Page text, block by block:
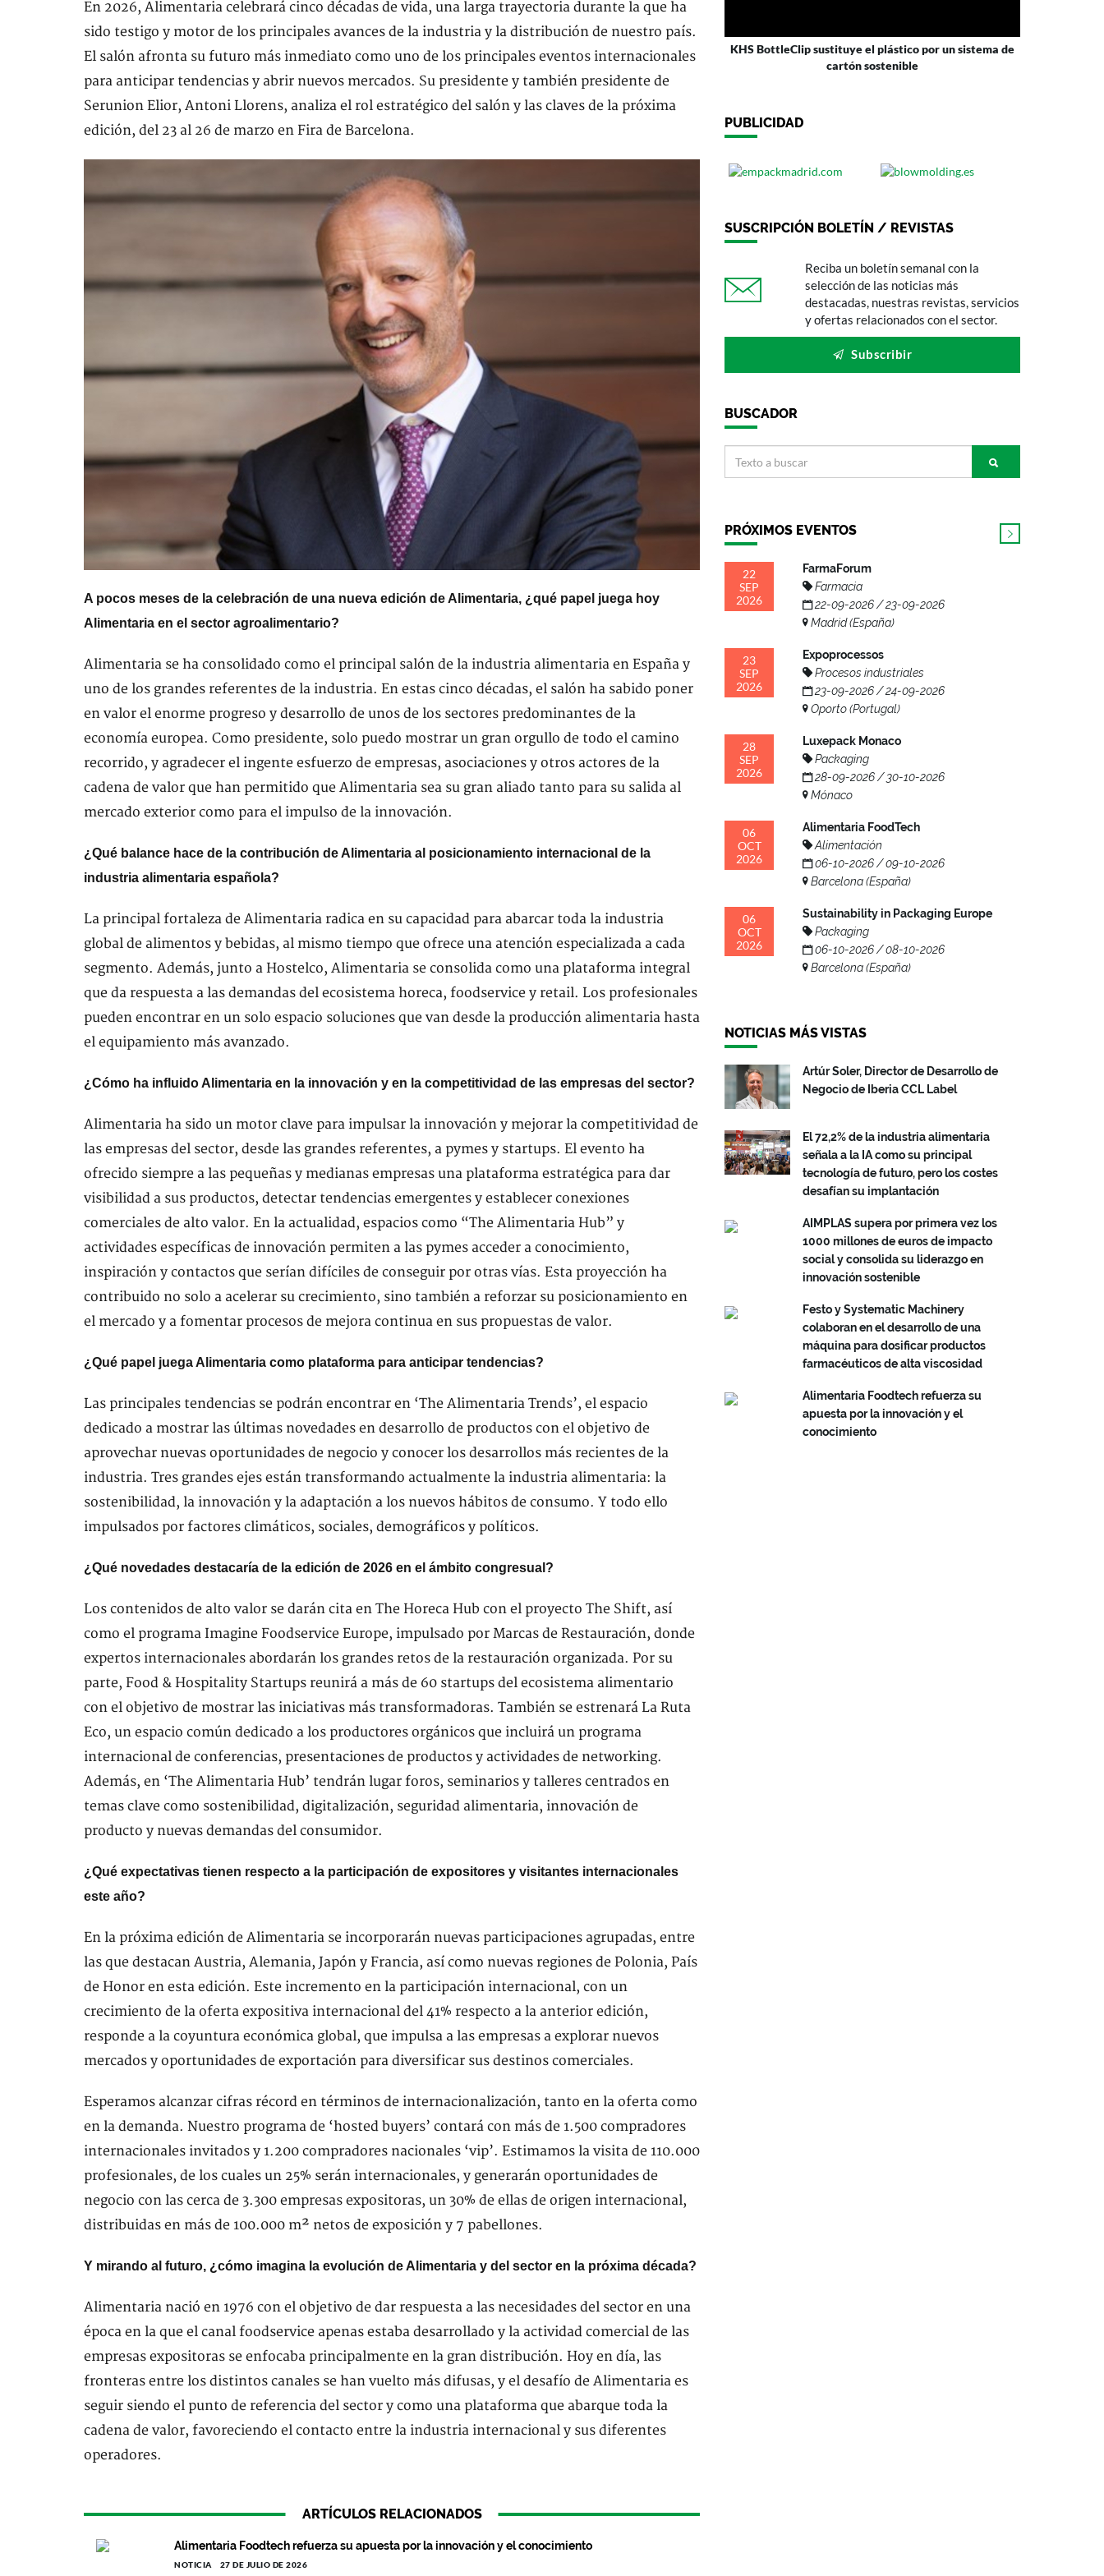
En 2026, Alimentaria celebrará cinco décadas de vida, una larga trayectoria durante la que ha
sido testigo y motor de los principales avances de la industria y la distribución de nuestro país.
El salón afronta su futuro más inmediato como uno de los principales eventos internacionales
para anticipar tendencias y abrir nuevos mercados. Su presidente y también presidente de
Serunion Elior, Antoni Llorens, analiza el rol estratégico del salón y las claves de la próxima
edición, del 23 al 26 de marzo en Fira de Barcelona.
A pocos meses de la celebración de una nueva edición de Alimentaria, ¿qué papel juega hoy
Alimentaria en el sector agroalimentario?
Alimentaria se ha consolidado como el principal salón de la industria alimentaria en España y
uno de los grandes referentes de la industria. En estas cinco décadas, el salón ha sabido poner
en valor el enorme progreso y desarrollo de unos de los sectores predominantes de la
economía europea. Como presidente, solo puedo mostrar un gran orgullo de todo el camino
recorrido, y agradecer el ingente esfuerzo de empresas, asociaciones y otros actores de la
cadena de valor que han permitido que Alimentaria sea su gran aliado tanto para su salida al
mercado exterior como para el impulso de la innovación.
¿Qué balance hace de la contribución de Alimentaria al posicionamiento internacional de la
industria alimentaria española?
La principal fortaleza de Alimentaria radica en su capacidad para abarcar toda la industria
global de alimentos y bebidas, al mismo tiempo que ofrece una atención especializada a cada
segmento. Además, junto a Hostelco, Alimentaria se consolida como una plataforma integral
que da respuesta a las demandas del ecosistema horeca, foodservice y retail. Los profesionales
pueden encontrar en un solo espacio soluciones que van desde la producción alimentaria hasta
el equipamiento más avanzado.
¿Cómo ha influido Alimentaria en la innovación y en la competitividad de las empresas del sector?
Alimentaria ha sido un motor clave para impulsar la innovación y mejorar la competitividad de
las empresas del sector, desde las grandes referentes, a pymes y startups. El evento ha
ofrecido siempre a las pequeñas y medianas empresas una plataforma estratégica para dar
visibilidad a sus productos, detectar tendencias emergentes y establecer conexiones
comerciales de alto valor. En la actualidad, espacios como “The Alimentaria Hub” y
actividades específicas de innovación permiten a las pymes acceder a conocimiento,
inspiración y contactos que serían difíciles de conseguir por otras vías. Esta proyección ha
contribuido no solo a acelerar su crecimiento, sino también a reforzar su posicionamiento en
el mercado y a fomentar procesos de mejora continua en sus propuestas de valor.
¿Qué papel juega Alimentaria como plataforma para anticipar tendencias?
Las principales tendencias se podrán encontrar en ‘The Alimentaria Trends’, el espacio
dedicado a mostrar las últimas novedades en desarrollo de productos con el objetivo de
aprovechar nuevas oportunidades de negocio y conocer los desarrollos más recientes de la
industria. Tres grandes ejes están transformando actualmente la industria alimentaria: la
sostenibilidad, la innovación y la adaptación a los nuevos hábitos de consumo. Y todo ello
impulsados por factores climáticos, sociales, demográficos y políticos.
¿Qué novedades destacaría de la edición de 2026 en el ámbito congresual?
Los contenidos de alto valor se darán cita en The Horeca Hub con el proyecto The Shift, así
como el programa Imagine Foodservice Europe, impulsado por Marcas de Restauración, donde
expertos internacionales abordarán los grandes retos de la restauración organizada. Por su
parte, Food & Hospitality Startups reunirá a más de 60 startups del ecosistema alimentario
con el objetivo de mostrar las iniciativas más transformadoras. También se estrenará La Ruta
Eco, un espacio común dedicado a los productores orgánicos que incluirá un programa
internacional de conferencias, presentaciones de productos y actividades de networking.
Además, en ‘The Alimentaria Hub’ tendrán lugar foros, seminarios y talleres centrados en
temas clave como sostenibilidad, digitalización, seguridad alimentaria, innovación de
producto y nuevas demandas del consumidor.
¿Qué expectativas tienen respecto a la participación de expositores y visitantes internacionales
este año?
En la próxima edición de Alimentaria se incorporarán nuevas participaciones agrupadas, entre
las que destacan Austria, Alemania, Japón y Francia, así como nuevas regiones de Polonia, País
de Honor en esta edición. Este incremento en la participación internacional, con un
crecimiento de la oferta expositiva internacional del 41% respecto a la anterior edición,
responde a la coyuntura económica global, que impulsa a las empresas a explorar nuevos
mercados y oportunidades de exportación para diversificar sus destinos comerciales.
Esperamos alcanzar cifras récord en términos de internacionalización, tanto en la oferta como
en la demanda. Nuestro programa de ‘hosted buyers’ contará con más de 1.500 compradores
internacionales invitados y 1.200 compradores nacionales ‘vip’. Estimamos la visita de 110.000
profesionales, de los cuales un 25% serán internacionales, y generarán oportunidades de
negocio con las cerca de 3.300 empresas expositoras, un 30% de ellas de origen internacional,
distribuidas en más de 100.000 m² netos de exposición y 7 pabellones.
Y mirando al futuro, ¿cómo imagina la evolución de Alimentaria y del sector en la próxima década?
Alimentaria nació en 1976 con el objetivo de dar respuesta a las necesidades del sector en una
época en la que el canal foodservice apenas estaba desarrollado y la actividad comercial de las
empresas expositoras se enfocaba principalmente en la gran distribución. Hoy en día, las
fronteras entre los distintos canales se han vuelto más difusas, y el desafío de Alimentaria es
seguir siendo el punto de referencia del sector y como una plataforma que abarque toda la
cadena de valor, favoreciendo el contacto entre la industria internacional y sus diferentes
operadores.
ARTÍCULOS RELACIONADOS
Alimentaria Foodtech refuerza su apuesta por la innovación y el conocimiento
NOTICIA 27 DE JULIO DE 2026
KHS BottleClip sustituye el plástico por un sistema de
cartón sostenible
PUBLICIDAD
SUSCRIPCIÓN BOLETÍN / REVISTAS
Reciba un boletín semanal con la
selección de las noticias más
destacadas, nuestras revistas, servicios
y ofertas relacionados con el sector.
Subscribir
BUSCADOR
PRÓXIMOS EVENTOS
22
SEP
2026
FarmaForum
Farmacia
22-09-2026 / 23-09-2026
Madrid (España)
23
SEP
2026
Expoprocessos
Procesos industriales
23-09-2026 / 24-09-2026
Oporto (Portugal)
28
SEP
2026
Luxepack Monaco
Packaging
28-09-2026 / 30-10-2026
Mónaco
06
OCT
2026
Alimentaria FoodTech
Alimentación
06-10-2026 / 09-10-2026
Barcelona (España)
06
OCT
2026
Sustainability in Packaging Europe
Packaging
06-10-2026 / 08-10-2026
Barcelona (España)
NOTICIAS MÁS VISTAS
Artúr Soler, Director de Desarrollo de
Negocio de Iberia CCL Label
El 72,2% de la industria alimentaria
señala a la IA como su principal
tecnología de futuro, pero los costes
desafían su implantación
AIMPLAS supera por primera vez los
1000 millones de euros de impacto
social y consolida su liderazgo en
innovación sostenible
Festo y Systematic Machinery
colaboran en el desarrollo de una
máquina para dosificar productos
farmacéuticos de alta viscosidad
Alimentaria Foodtech refuerza su
apuesta por la innovación y el
conocimiento